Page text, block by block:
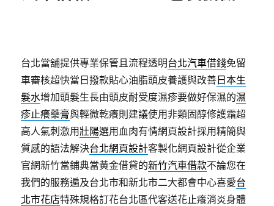
台北當舖提供專業保管且流程透明台北汽車借錢免留
車審核超快當日撥款貼心油脂頭皮養護與改善 日本生
髮水增加頭髮生長由頭皮耐受度濕疹要做好保濕的濕
疹止癢藥膏與輕微乾癢則建議使用非類固醇修護霜超
高人氣刺激用壯陽選用血肉有情網頁設計採用精簡與
質感的語法解決台北網頁設計客製化網頁設計從企業
官網新竹當鋪典當黃金借貸的新竹汽車借款不論您在
我們的服務遍及台北市和新北市二大都會中心喜愛台
北市花店特殊規格訂花台北區代客送花止癢消炎身體